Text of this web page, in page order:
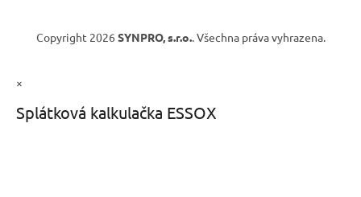
Copyright 2026 SYNPRO, s.r.o.. Všechna práva vyhrazena.
×
Splátková kalkulačka ESSOX